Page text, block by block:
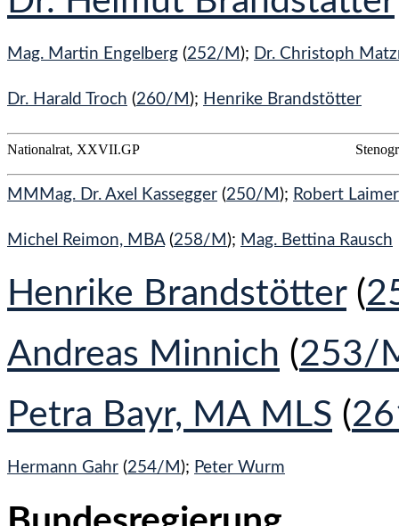
Mag. Martin Engelberg (252/M ); Dr. Christoph
Dr. Harald Troch (260/M ); Henrike Brandstötter
Nationalrat, XXVII.GP
MMMag. Dr. Axel Kassegger (250/M ); Robert Laimer
Michel Reimon, MBA(258/M ); Mag. Bettina Rausch
Henrike Brandstötter(
Andreas Minnich (253/
Petra Bayr, MA MLS (
Hermann Gahr (254/M ); Peter Wurm